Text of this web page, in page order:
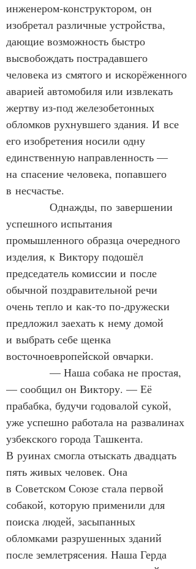
инженером‑конструктором, он
изобретал различные устройства,
дающие возможность быстро
высвобождать пострадавшего
человека из смятого и искорёженного
аварией автомобиля или извлекать
жертву из‑под железобетонных
обломков рухнувшего здания. И все
его изобретения носили одну
единственную направленность —
на спасение человека, попавшего
в несчастье.
Однажды, по завершении
успешного испытания
промышленного образца очередного
изделия, к Виктору подошёл
председатель комиссии и после
обычной поздравительной речи
очень тепло и как‑то по‑дружески
предложил заехать к нему домой
и выбрать себе щенка
восточноевропейской овчарки.
— Наша собака не простая,
— сообщил он Виктору. — Её
прабабка, будучи годовалой сукой,
уже успешно работала на развалинах
узбекского города Ташкента.
В руинах смогла отыскать двадцать
пять живых человек. Она
в Советском Союзе стала первой
собакой, которую применили для
поиска людей, засыпанных
обломками разрушенных зданий
после землетрясения. Наша Герда